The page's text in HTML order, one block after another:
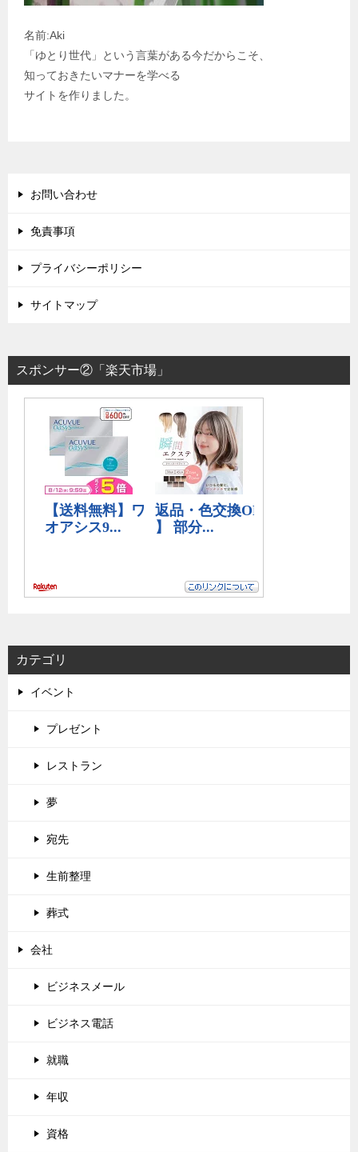
名前:Aki
「ゆとり世代」という言葉がある今だからこそ、
知っておきたいマナーを学べる
サイトを作りました。
お問い合わせ
免責事項
プライバシーポリシー
サイトマップ
スポンサー②「楽天市場」
カテゴリ
イベント
プレゼント
レストラン
夢
宛先
生前整理
葬式
会社
ビジネスメール
ビジネス電話
就職
年収
資格